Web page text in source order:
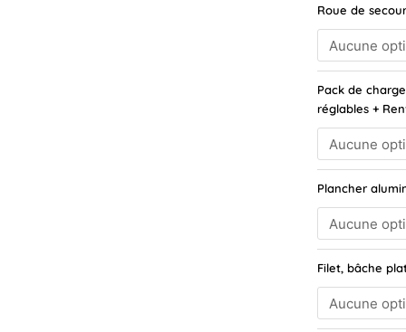
Roue de
Pack de
réglables +
Plancher
Filet, bâche
ou
14
pouces
/
1800kg